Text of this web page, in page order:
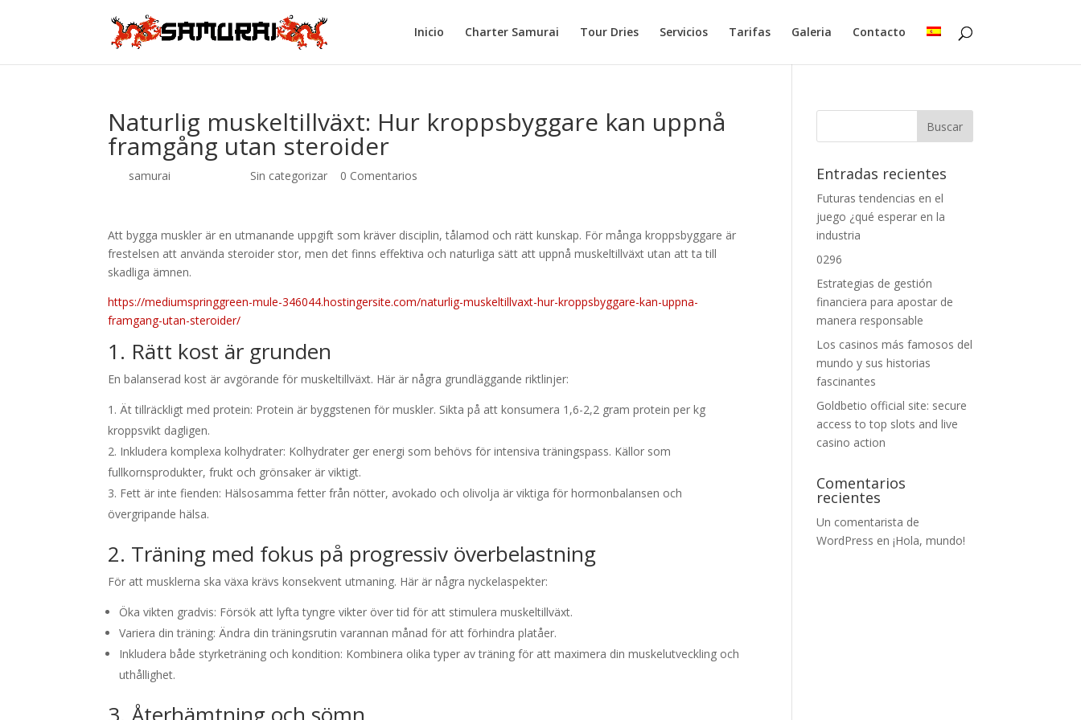
Inicio Charter Samurai Tour Dries Servicios Tarifas Galeria Contacto
Naturlig muskeltillväxt: Hur kroppsbyggare kan uppnå
framgång utan steroider
samurai Sin categorizar 0 Comentarios
Att bygga muskler är en utmanande uppgift som kräver disciplin, tålamod och rätt kunskap. För många kroppsbyggare är
frestelsen att använda steroider stor, men det finns effektiva och naturliga sätt att uppnå muskeltillväxt utan att ta till
skadliga ämnen.
https://mediumspringgreen-mule-346044.hostingersite.com/naturlig-muskeltillvaxt-hur-kroppsbyggare-kan-uppna-
framgang-utan-steroider/
1. Rätt kost är grunden
En balanserad kost är avgörande för muskeltillväxt. Här är några grundläggande riktlinjer:
Ät tillräckligt med protein: Protein är byggstenen för muskler. Sikta på att konsumera 1,6-2,2 gram protein per kg
kroppsvikt dagligen.
Inkludera komplexa kolhydrater: Kolhydrater ger energi som behövs för intensiva träningspass. Källor som
fullkornsprodukter, frukt och grönsaker är viktigt.
Fett är inte fienden: Hälsosamma fetter från nötter, avokado och olivolja är viktiga för hormonbalansen och
övergripande hälsa.
2. Träning med fokus på progressiv överbelastning
För att musklerna ska växa krävs konsekvent utmaning. Här är några nyckelaspekter:
Öka vikten gradvis: Försök att lyfta tyngre vikter över tid för att stimulera muskeltillväxt.
Variera din träning: Ändra din träningsrutin varannan månad för att förhindra platåer.
Inkludera både styrketräning och kondition: Kombinera olika typer av träning för att maximera din muskelutveckling och
uthållighet.
Entradas recientes
Futuras tendencias en el
juego ¿qué esperar en la
industria
0296
Estrategias de gestión
financiera para apostar de
manera responsable
Los casinos más famosos del
mundo y sus historias
fascinantes
Goldbetio official site: secure
access to top slots and live
casino action
Comentarios
recientes
Un comentarista de
WordPress en¡Hola, mundo!